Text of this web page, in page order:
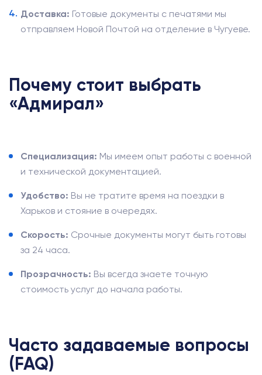
Доставка: Готовые документы с печатями мы
отправляем Новой Почтой на отделение в Чугуеве.
Почему стоит выбрать
«Адмирал»
Специализация: Мы имеем опыт работы с военной
и технической документацией.
Удобство: Вы не тратите время на поездки в
Харьков и стояние в очередях.
Скорость: Срочные документы могут быть готовы
за 24 часа.
Прозрачность: Вы всегда знаете точную
стоимость услуг до начала работы.
Часто задаваемые вопросы
(FAQ)